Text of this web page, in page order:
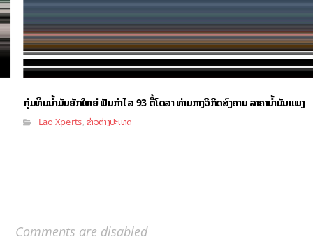
ກຸ່ມທຶນນ້ຳມັນຍັກໃຫຍ່ ຟັນກຳໄລ 93 ຕື້ໂດລາ ທ່າມກາງວິກິດສົງຄາມ ລາຄານໍ້າມັນແພງ
Lao Xperts, ຂ່າວຕ່າງປະເທດ
Comments are disabled